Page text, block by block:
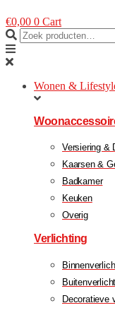
€0,00 0 Cart
Wonen &
Versiering &
Kaarsen &
Badkamer
Keuken
Overig
Verlichting
Decoratieve